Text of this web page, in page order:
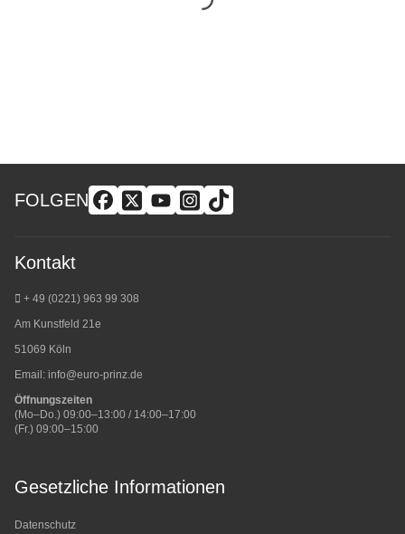
FOLGEN
Kontakt
+ 49 (0221) 963 99 308
Am Kunstfeld 21e
51069 Köln
Email: info@euro-prinz.de
Öffnungszeiten
(Mo–Do.) 09:00–13:00 / 14:00–17:00
(Fr.) 09:00–15:00
Gesetzliche Informationen
Datenschutz